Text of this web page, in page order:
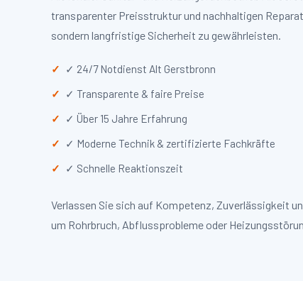
transparenter Preisstruktur und nachhaltigen
sondern langfristige Sicherheit zu gewährleisten.
✓ 24/7 Notdienst Alt Gerstbronn
✓ Transparente & faire Preise
✓ Über 15 Jahre Erfahrung
✓ Moderne Technik & zertifizierte Fachkräfte
✓ Schnelle Reaktionszeit
Verlassen Sie sich auf Kompetenz, Zuverlässigkeit
um Rohrbruch, Abflussprobleme oder